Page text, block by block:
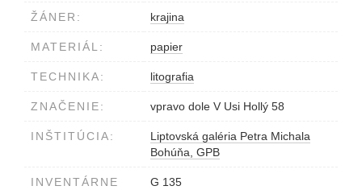
ŽÁNER: krajina
MATERIÁL: papier
TECHNIKA: litografia
ZNAČENIE: vpravo dole V Usi Hollý 58
INŠTITÚCIA:
Liptovská galéria Petra Michala
Bohúňa, GPB
INVENTÁRNE
G 135